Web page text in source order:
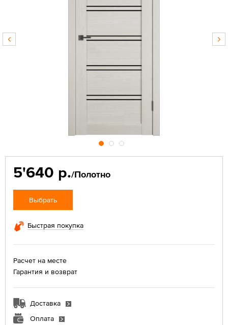
5'640 р./Полотно
Выбрать
Быстрая покупка
Расчет на месте
Гарантия и возврат
Доставка
Оплата